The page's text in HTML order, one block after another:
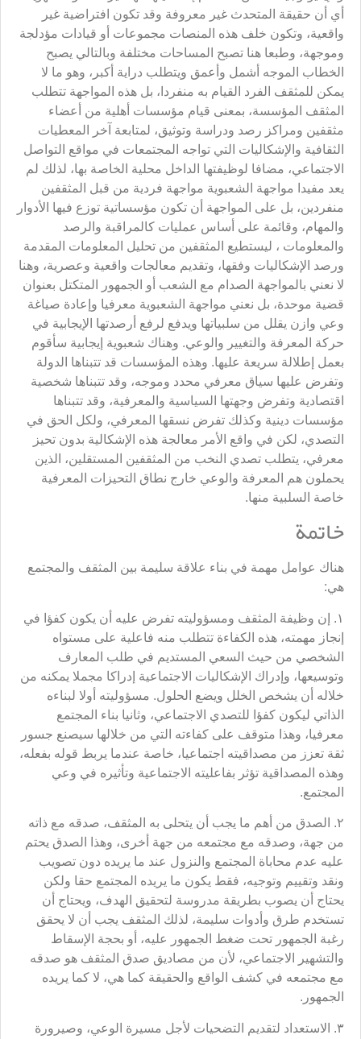
أي أن حقيقة المتحدث غير معروفة وقد تكون افتراضية غير
واقعية، وتكون خلف هذه المنصات مجموعات أو قيادات مؤدلجة
وموجهة، وطبعا هنا تصبح المساحات مختلفة وبالتالي يصبح
الخطاب الموجه أشمل وأعمق ويتطلب دراية أكبر، وهو ما لا
يمكن للمثقف الفرد القيام به منفردا، بل هذه المواجهة تتطلب
المثقف المؤسسة، بمعنى قيام مؤسسات أهلية من أعضاء
مثقفين ومراكز رصد ودراسة وتوثيق، لمتابعة آخر المعطيات
الثقافية والإشكاليات التي تواجه المجتمعات في مواقع التواصل
الاجتماعي، مضافا لوظيفتها الداخل محلية الخاصة بها، لذلك لم
يعد مفيدا مواجهة الشعبوية مواجهة فردية من قبل المثقفين
منفردين، بل على المواجهة أن تكون مؤسساتية توزع فيها الأدوار
والمهام، وقائمة على أساس عمليات كالمراقبة والرصد
والمعلومات ، ليستطيع المثقفين من تحليل المعلومات المقدمة
ورصد الإشكاليات وفقها، وتقديم معالجات واقعية وعصرية، وهنا
لا نعني بالمواجهة الصدام مع الشعب أو الجمهور المتكتل بعنوان
قضية موحدة، بل نعني مواجهة الشعبوية معرفيا وإعادة صياغة
وعي وازن يقلل من سلبياتها ويدفع لرفع أرصدتها الإيجابية في
حركة المعرفة والتغيير والوعي. وهناك شعبوية إيجابية سأقوم
بعمل إطلالة سريعة عليها. وهذه المؤسسات قد تتبناها الدولة
وتفرض عليها سياق معرفي محدد وموجه، وقد تتبناها شخصية
اقتصادية وتفرض وجهتها السياسية والمعرفية، وقد تتبناها
مؤسسات دينية وكذلك تفرض نسقها المعرفي، ولكل الحق في
التصدي، لكن في واقع الأمر معالجة هذه الإشكالية بدون تحيز
معرفي، يتطلب تصدي النخب من المثقفين المستقلين، الذين
يحملون هم المعرفة والوعي خارج نطاق التحيزات المعرفية
خاصة السلبية منها.
خاتمة
هناك عوامل مهمة في بناء علاقة سليمة بين المثقف والمجتمع
هي:
١. إن وظيفة المثقف ومسؤوليته تفرض عليه أن يكون كفؤا في
إنجاز مهمته، هذه الكفاءة تتطلب منه فاعلية على مستواه
الشخصي من حيث السعي المستديم في طلب المعارف
وتوسيعها، وإدراك الإشكاليات الاجتماعية إدراكا مجملا يمكنه من
خلاله أن يشخص الخلل ويضع الحلول. مسؤوليته أولا لبناءه
الذاتي ليكون كفؤا للتصدي الاجتماعي، وثانيا بناء المجتمع
معرفيا، وهذا متوقف على كفاءته التي من خلالها سيصنع جسور
ثقة تعزز من مصداقيته اجتماعيا، خاصة عندما يربط قوله بفعله،
وهذه المصداقية تؤثر بفاعليته الاجتماعية وتأثيره في وعي
المجتمع.
٢. الصدق من أهم ما يجب أن يتحلى به المثقف، صدقه مع ذاته
من جهة، وصدقه مع مجتمعه من جهة أخرى، وهذا الصدق يحتم
عليه عدم محاباة المجتمع والنزول عند ما يريده دون تصويب
ونقد وتقييم وتوجيه، فقط يكون ما يريده المجتمع حقا ولكن
يحتاج أن يصوب بطريقة مدروسة لتحقيق الهدف، ويحتاج أن
تستخدم طرق وأدوات سليمة، لذلك المثقف يجب أن لا يحقق
رغبة الجمهور تحت ضغط الجمهور عليه، أو بحجة الإسقاط
والتشهير الاجتماعي، لأن من مصاديق صدق المثقف هو صدقه
مع مجتمعه في كشف الواقع والحقيقة كما هي، لا كما يريده
الجمهور.
٣. الاستعداد لتقديم التضحيات لأجل مسيرة الوعي، وصيرورة